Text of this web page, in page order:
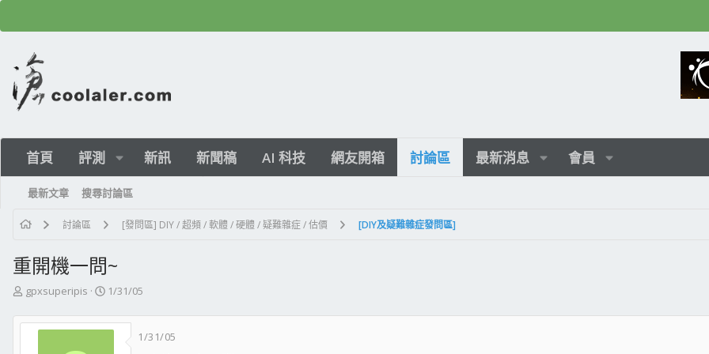
首頁 評測 新訊 新聞稿 AI 科技 網友開箱 討論區 最新消息 會員
最新文章 搜尋討論區
討論區 [發問區] DIY / 超頻 / 軟體 / 硬體 / 疑難雜症 / 估價 [DIY及疑難雜症發問區]
重開機一問~
主
發
gpxsuperipis
開
日
1/31/05
1/31/05